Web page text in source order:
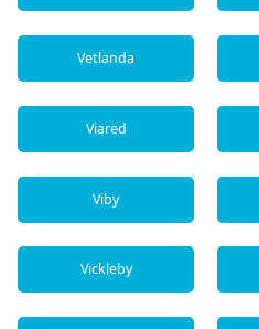
Vetlanda
Viared
Viby
Vickleby